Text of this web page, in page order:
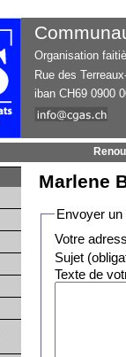
Organisation
Rue des
iban CH69 0900
Marlene
Envoyer
Sujet